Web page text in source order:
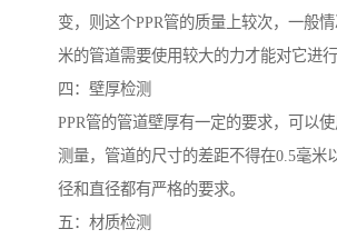
变，则这个PPR管的质量上较次，一般
米的管道需要使用较大的力才能对它进行
四：壁厚检测
PPR管的管道壁厚有一定的要求，可以
测量，管道的尺寸的差距不得在0.5毫米
径和直径都有严格的要求。
五：材质检测